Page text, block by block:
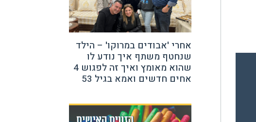
אחרי 'אבודים במרוקו' – הילד
שנחטף משתף איך נודע לו
שהוא מאומץ ואיך זה לפגוש 4
אחים חדשים ואמא בגיל 53